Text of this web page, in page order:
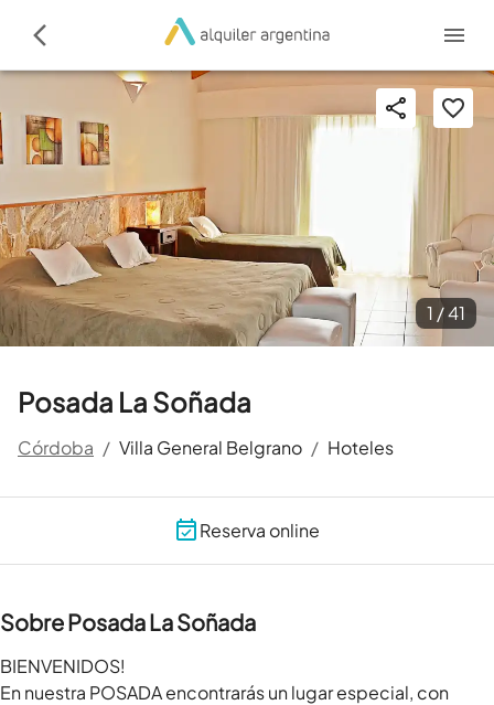
Posada La Soñada
Córdoba / Villa General Belgrano / Hoteles
1 /41
Reserva online
Sobre Posada La Soñada
BIENVENIDOS!
En nuestra POSADA encontrarás un lugar especial, con